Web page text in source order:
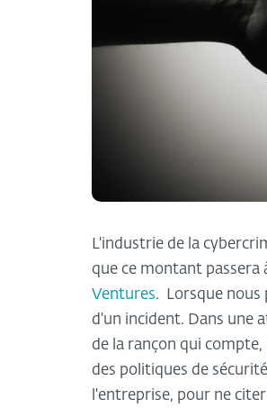
L'industrie de la
que ce montant passera
Ventures. Lorsque nous
d'un incident. Dans une
de la rançon qui
des politiques de
l'entreprise, pour ne